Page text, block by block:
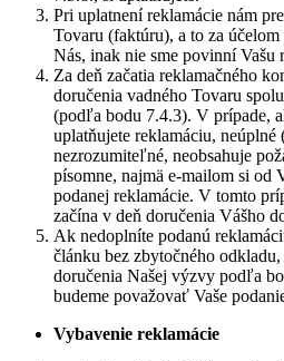
Pri uplatnení reklamácie nám
Tovaru (faktúru), a to za
Nás, inak nie sme povinní Vašu
Za deň začatia reklamačného
doručenia vadného Tovaru
(podľa bodu 7.4.3). V prípade,
uplatňujete reklamáciu, neúplné
nezrozumiteľné, neobsahuje
písomne, najmä e-mailom si od
podanej reklamácie. V tomto
začína v deň doručenia Vášho
Ak nedoplníte podanú
článku bez zbytočného
doručenia Našej výzvy podľa
budeme považovať Vaše
Vybavenie reklamácie